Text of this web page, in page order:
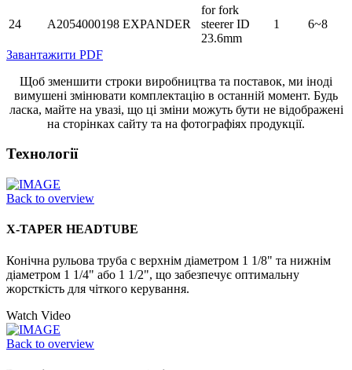
24 A2054000198 EXPANDER
for fork
steerer ID
23.6mm
1 6~8
Завантажити PDF
Щоб зменшити строки виробництва та поставок, ми іноді
вимушені змінювати комплектацію в останній момент. Будь
ласка, майте на увазі, що ці зміни можуть бути не відображені
на сторінках сайту та на фотографіях продукції.
Технології
Back to overview
X-TAPER HEADTUBE
Конічна рульова труба с верхнім діаметром 1 1/8" та нижнім
діаметром 1 1/4" або 1 1/2", що забезпечує оптимальну
жорсткість для чіткого керування.
Watch Video
Back to overview